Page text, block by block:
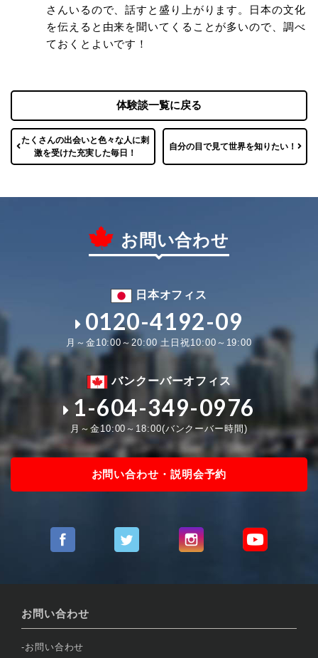
さんいるので、話すと盛り上がります。日本の文化
を伝えると由来を聞いてくることが多いので、調べ
ておくとよいです！
たくさんの出会いと色々な人に刺
激を受けた充実した毎日！
体験談一覧に戻る
自分の目で見て世界を知りたい！
お問い合わせ
日本オフィス
0120-4192-09
月～金10:00～20:00 土日祝10:00～19:00
バンクーバーオフィス
1-604-349-0976
月～金10:00～18:00(バンクーバー時間)
お問い合わせ・説明会予約
お問い合わせ
お問い合わせ